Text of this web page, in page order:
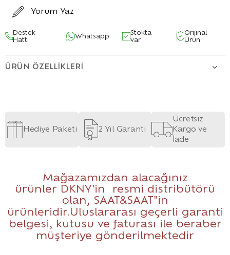
Yorum Yaz
Destek
Hattı
Whatsapp
Stokta
var
Orijinal
Ürün
ÜRÜN ÖZELLIKLERI
Hediye Paketi 2 Yıl Garanti
Ücretsiz
Kargo ve
İade
Mağazamızdan alacağınız
ürünler DKNY'in resmi distribütörü
olan, SAAT&SAAT "in
ürünleridir.Uluslararası geçerli garanti
belgesi, kutusu ve faturası ile beraber
müşteriye gönderilmektedir